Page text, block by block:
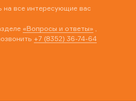
все интересующие вас
«Вопросы и ответы»
+7 (8352) 36-74-64